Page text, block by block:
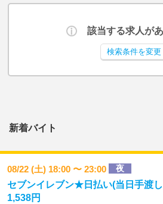
該当する求人が
検索条件を変更
新着バイト
08/22 (土) 18:00 〜 23:00 夜
セブンイレブン★日払い(当日手渡
1,538円